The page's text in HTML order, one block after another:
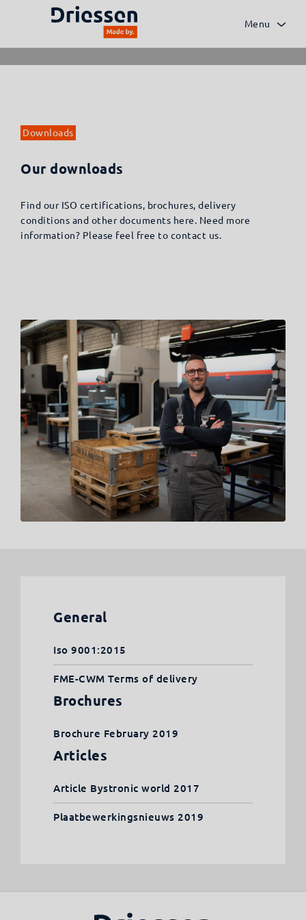
Menu
Downloads
Our downloads
Find our ISO certifications, brochures, delivery
conditions and other documents here. Need more
information? Please feel free to contact us.
General
Iso 9001:2015
FME-CWM Terms of delivery
Brochures
Brochure February 2019
Articles
Article Bystronic world 2017
Plaatbewerkingsnieuws 2019